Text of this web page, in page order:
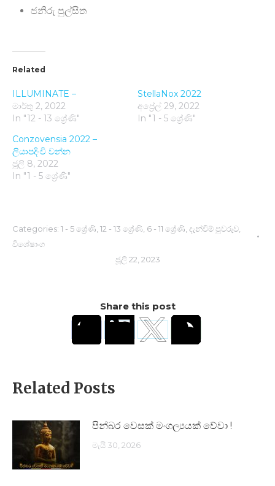
ජනිරු පුල්සිත
Related
ILLUMINATE –
මාර්තු 2, 2022
In "12 - 13 ශ්‍රේණි"
StellaNox 2022
අප්‍රේල් 29, 2022
In "1 - 5 ශ්‍රේණි"
Conzovensia 2022 –
ලියාපදිංචි වන්​න
ජූලි 8, 2022
In "1 - 5 ශ්‍රේණි"
Categories: 1 - 5 ශ්‍රේණි 12 - 13 ශ්‍රේණි 6 - 11 ශ්‍රේණි දැන්වීම් පුවරුව
විශේෂාංග
ජූලි 22, 2023
Share this post
Related Posts
පින්බර වෙසක් මංගල්‍යයක් වේවා !
මැයි 30, 2026